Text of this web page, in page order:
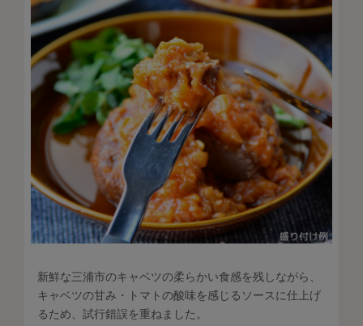
新鮮な三浦市のキャベツの柔らかい食感を残しながら、
キャベツの甘み・トマトの酸味を感じるソースに仕上げ
るため、試行錯誤を重ねました。